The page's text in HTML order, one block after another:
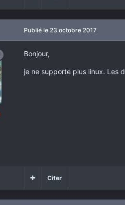
Publié le 23 octobre 2017
Bonjour,
je ne supporte plus linux. Les
Citer